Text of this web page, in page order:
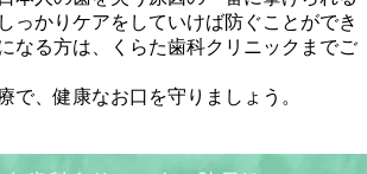
っかりケアをしていけば防ぐことができ
なる方は、くらた歯科クリニックまでご
で、健康なお口を守りましょう。